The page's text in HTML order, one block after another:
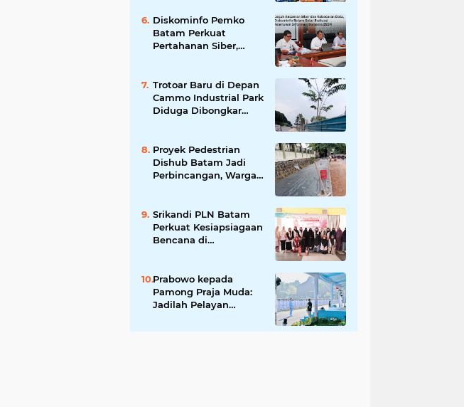
Murid
Diskominfo Pemko
Batam Perkuat
Pertahanan Siber,
Informasi Pemerintah
Trotoar Baru di Depan
Cammo Industrial Park
Diduga Dibongkar
Proyek Pedestrian
Dishub Batam Jadi
Perbincangan, Warga
Penggunaan APBD
Srikandi PLN Batam
Perkuat Kesiapsiagaan
Bencana di
APAR dan Rambu K3
Prabowo kepada
Pamong Praja Muda:
Jadilah Pelayan